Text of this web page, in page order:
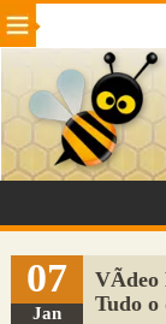
Beleza Cinema e
Internet Jogos
VeÃ­culos Adulto
Sugerir Link
Adicionar Blog
07
Jan
VÃ­deo
Tudo o